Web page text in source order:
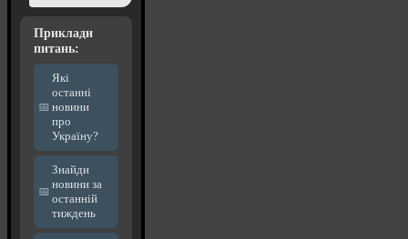
Приклади
питань:
Які
останні
новини
про
Україну?
Знайди
новини за
останній
тиждень